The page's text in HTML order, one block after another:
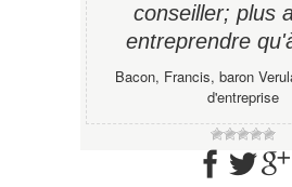
conseiller; plus
entreprendre
Bacon, Francis, baron
d'entreprise